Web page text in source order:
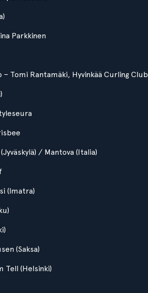
Parkkinen
Tomi Rantamäki, Hyvinkää Curling Club
/ Mantova (Italia)
(Imatra)
(Saksa)
Tell (Helsinki)